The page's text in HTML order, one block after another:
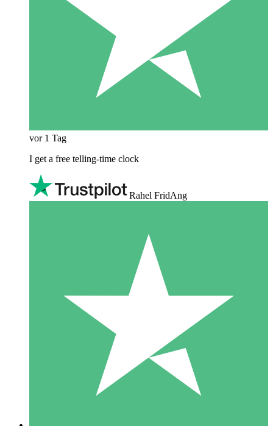
vor 1 Tag
I get a free telling-time clock
Rahel FridAng